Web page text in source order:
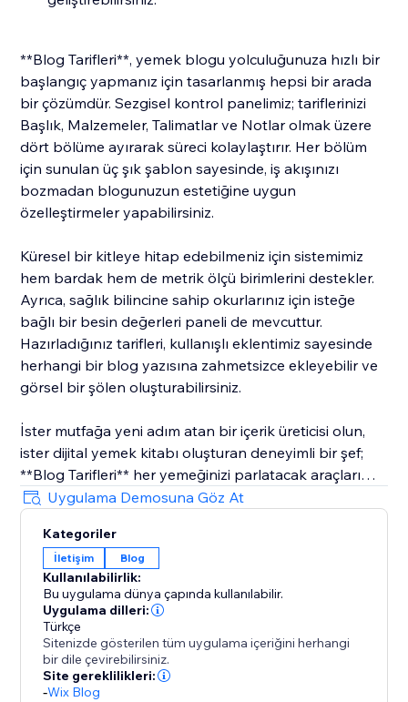
**Blog Tarifleri**, yemek blogu yolculuğunuza hızlı bir
başlangıç yapmanız için tasarlanmış hepsi bir arada
bir çözümdür. Sezgisel kontrol panelimiz; tariflerinizi
Başlık, Malzemeler, Talimatlar ve Notlar olmak üzere
dört bölüme ayırarak süreci kolaylaştırır. Her bölüm
için sunulan üç şık şablon sayesinde, iş akışınızı
bozmadan blogunuzun estetiğine uygun
özelleştirmeler yapabilirsiniz.
Küresel bir kitleye hitap edebilmeniz için sistemimiz
hem bardak hem de metrik ölçü birimlerini destekler.
Ayrıca, sağlık bilincine sahip okurlarınız için isteğe
bağlı bir besin değerleri paneli de mevcuttur.
Hazırladığınız tarifleri, kullanışlı eklentimiz sayesinde
herhangi bir blog yazısına zahmetsizce ekleyebilir ve
görsel bir şölen oluşturabilirsiniz.
İster mutfağa yeni adım atan bir içerik üreticisi olun,
ister dijital yemek kitabı oluşturan deneyimli bir şef;
**Blog Tarifleri** her yemeğinizi parlatacak araçları
sunar. Hikayelerinizi yemekler üzerinden anlatmaya
başlayın ve tadı kadar görünümüyle de büyüleyen
tariflerle blogunuzu geliştirin!
Uygulama Demosuna Göz At
Kategoriler
İletişim Blog
Kullanılabilirlik:
Bu uygulama dünya çapında kullanılabilir.
Uygulama dilleri:
Türkçe
Sitenizde gösterilen tüm uygulama içeriğini herhangi
bir dile çevirebilirsiniz.
Site gereklilikleri:
-Wix Blog